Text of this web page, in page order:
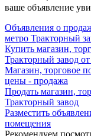
ваше объявление
Объявления о
метро Тракторный
Купить магазин,
Тракторный завод
Магазин, торговое
цены - продажа
Продать магазин,
Тракторный завод
Разместить
помещения
Рекомендуем